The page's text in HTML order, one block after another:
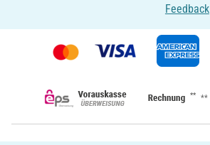
Feedback
** **